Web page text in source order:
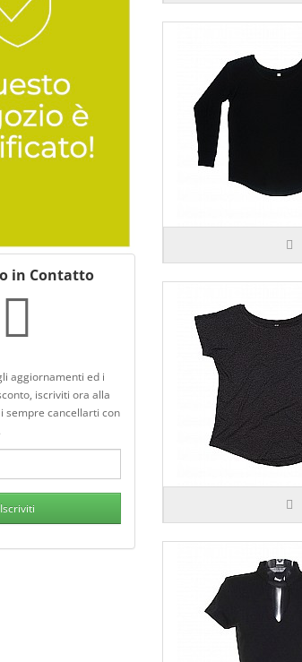
in Contatto
aggiornamenti ed i
iscriviti ora alla
sempre cancellarti con
Iscriviti